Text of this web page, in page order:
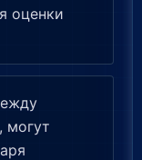
оценки
могут